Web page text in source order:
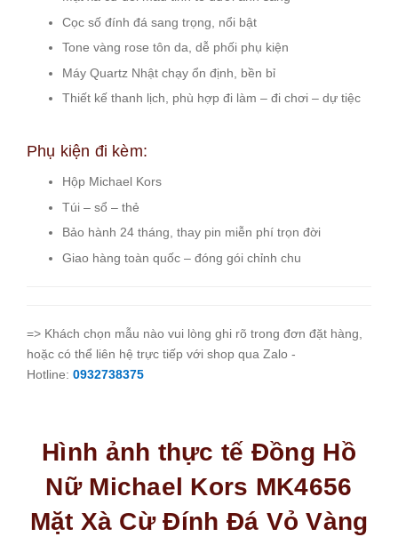
Cọc số đính đá sang trọng, nổi bật
Tone vàng rose tôn da, dễ phối phụ kiện
Máy Quartz Nhật chạy ổn định, bền bỉ
Thiết kế thanh lịch, phù hợp đi làm – đi chơi – dự tiệc
Phụ kiện đi kèm:
Hộp Michael Kors
Túi – sổ – thẻ
Bảo hành 24 tháng, thay pin miễn phí trọn đời
Giao hàng toàn quốc – đóng gói chỉnh chu
=> Khách chọn mẫu nào vui lòng ghi rõ trong đơn đặt hàng,
hoặc có thể liên hệ trực tiếp với shop qua Zalo -
Hotline: 0932738375
Hình ảnh thực tế Đồng Hồ
Nữ Michael Kors MK4656
Mặt Xà Cừ Đính Đá Vỏ Vàng